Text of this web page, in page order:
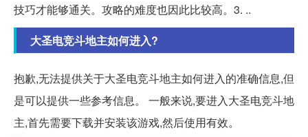
技巧才能够通关。攻略的难度也因此比较高。3. ..
大圣电竞斗地主如何进入?
抱歉,无法提供关于大圣电竞斗地主如何进入的准确信息,但
是可以提供一些参考信息。 一般来说,要进入大圣电竞斗地
主,首先需要下载并安装该游戏,然后使用有效。